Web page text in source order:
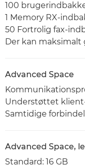
100
1 Memory RX-
50 Fortrolig fax-
Der kan maksimalt
Advanced Space
Understøttet klient-
Samtidige
Advanced Space,
Standard: 16 GB